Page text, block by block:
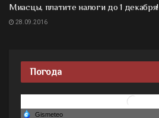
Миасцы, платите налоги до 1 декабря!
28.09.2016
Погода